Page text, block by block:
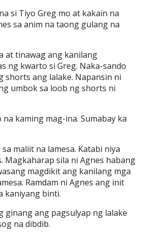
si Tiyo Greg mo at kakain na
sa anim na taong gulang na
at tinawag ang kanilang
ng kwarto si Greg. Naka-sando
shorts ang lalake. Napansin ni
umbok sa loob ng shorts ni
na kaming mag-ina. Sumabay ka
maliit na lamesa. Katabi niya
Magkaharap sila ni Agnes habang
magdikit ang kanilang mga
Ramdam ni Agnes ang init
kaniyang binti.
ginang ang pagsulyap ng lalake
na dibdib.